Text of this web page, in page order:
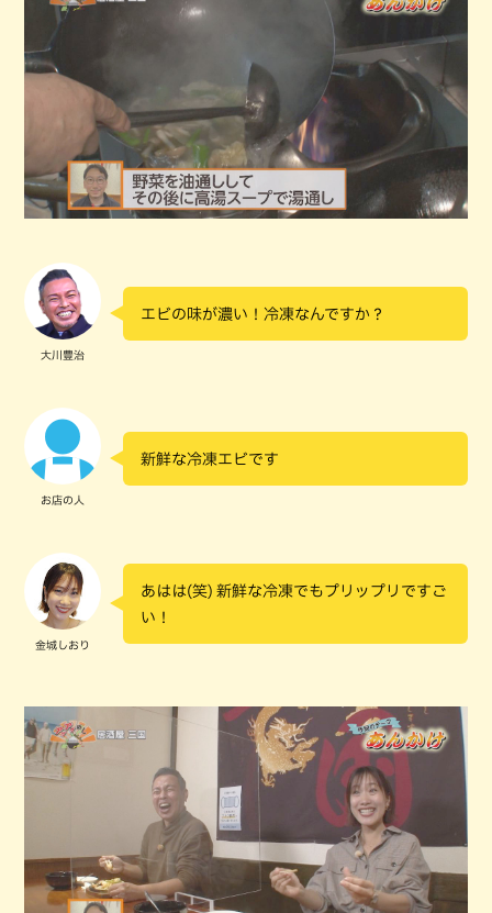
大川豊治
エビの味が濃い！冷凍なんですか？
お店の人
新鮮な冷凍エビです
金城しおり
あはは(笑) 新鮮な冷凍でもプリップリですご
い！